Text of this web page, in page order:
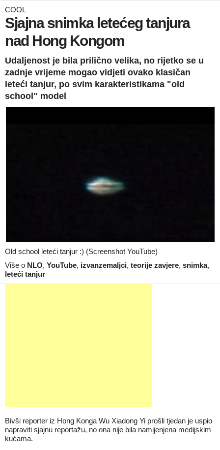
COOL
Sjajna snimka letećeg tanjura
nad Hong Kongom
Udaljenost je bila prilično velika, no rijetko se u
zadnje vrijeme mogao vidjeti ovako klasičan
leteći tanjur, po svim karakteristikama "old
school" model
Old school leteći tanjur :) (Screenshot YouTube)
Više o NLO, YouTube, izvanzemaljci, teorije zavjere, snimka,
leteći tanjur
Bivši reporter iz Hong Konga Wu Xiadong Yi prošli tjedan je uspio
napraviti sjajnu reportažu, no ona nije bila namijenjena medijskim
kućama.